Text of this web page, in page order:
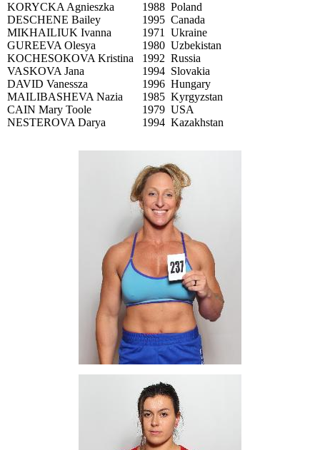
KORYCKA Agnieszka 1988 Poland
DESCHENE Bailey
1995 Canada
MIKHAILIUK Ivanna
1971
Ukraine
GUREEVA Olesya
1980 Uzbekistan
KOCHESOKOVA Kristina 1992 Russia
VASKOVA Jana
1994 Slovakia
DAVID Vanessza
1996 Hungary
MAILIBASHEVA Nazia
1985 Kyrgyzstan
CAIN Mary Toole
1979 USA
NESTEROVA Darya
1994 Kazakhstan